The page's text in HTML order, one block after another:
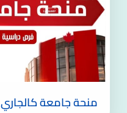
منحة جامعة كالجاري